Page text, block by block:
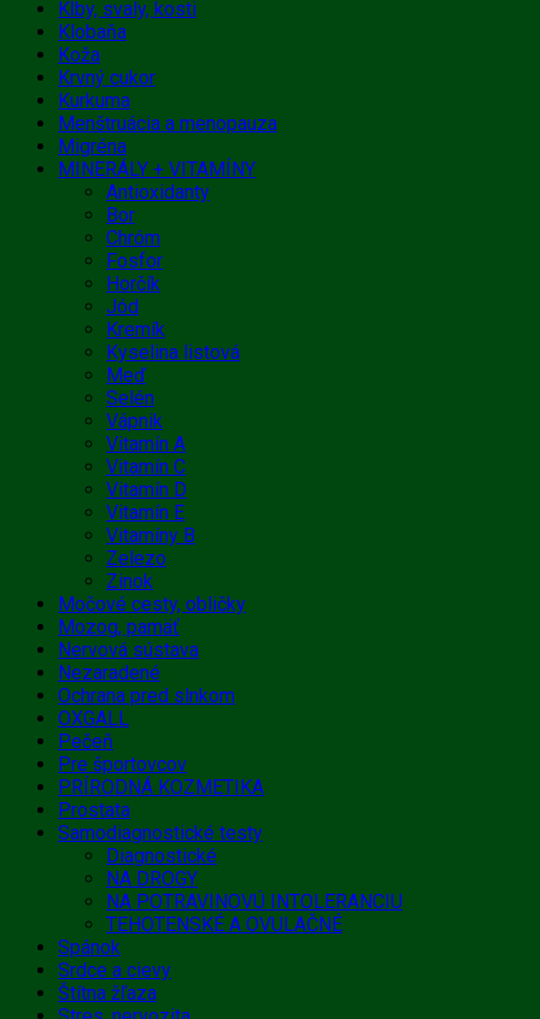
Kĺby, svaly, kosti
Klobaňa
Koža
Krvný cukor
Kurkuma
Menštruácia a menopauza
Migréna
MINERÁLY + VITAMÍNY
Antioxidanty
Bor
Chróm
Fosfor
Horčík
Jód
Kremík
Kyselina listová
Meď
Selén
Vápnik
Vitamín A
Vitamín C
Vitamín D
Vitamín E
Vitamíny B
Zelezo
Zinok
Močové cesty, obličky
Mozog, pamäť
Nervová sústava
Nezaradené
Ochrana pred slnkom
OXGALL
Pečeň
Pre športovcov
PRÍRODNÁ KOZMETIKA
Prostata
Samodiagnostické testy
Diagnostické
NA DROGY
NA POTRAVINOVÚ INTOLERANCIU
TEHOTENSKÉ A OVULAČNÉ
Spánok
Srdce a cievy
Štítna žľaza